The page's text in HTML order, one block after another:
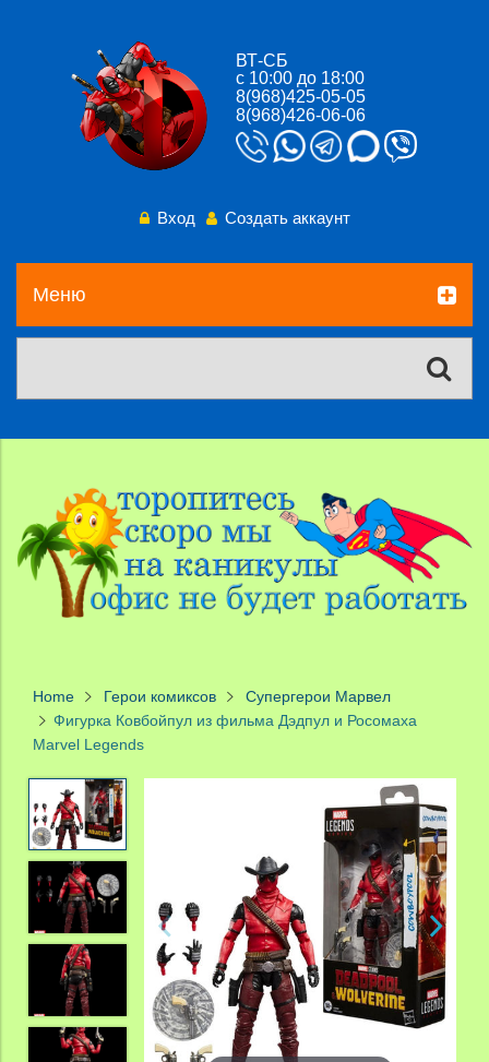
ВТ-СБ
с 10:00 до 18:00
8(968)425-05-05
8(968)426-06-06
Вход Создать аккаунт
Меню
Home Герои комиксов
Супергерои Марвел
Фигурка Ковбойпул из фильма Дэдпул и Росомаха
Marvel Legends